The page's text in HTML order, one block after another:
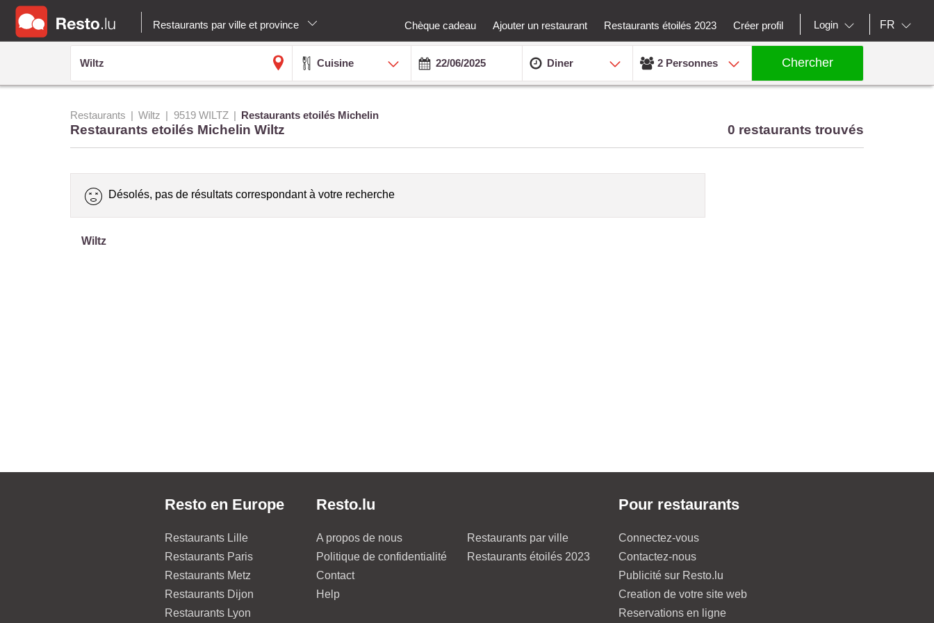
Restaurants par ville et province Chèque cadeau Ajouter un restaurant Restaurants étoilés 2023 Créer profil Login FR
Cuisine Diner 2 Personnes Chercher
Restaurants Wiltz 9519 WILTZ Restaurants etoilés Michelin
Restaurants etoilés Michelin Wiltz 0 restaurants trouvés
Désolés, pas de résultats correspondant à votre recherche
Wiltz
Resto en Europe
Restaurants Lille
Restaurants Paris
Restaurants Metz
Restaurants Dijon
Restaurants Lyon
Resto.lu
A propos de nous
Politique de confidentialité
Contact
Help
Restaurants par ville
Restaurants étoilés 2023
Pour restaurants
Connectez-vous
Contactez-nous
Publicité sur Resto.lu
Creation de votre site web
Reservations en ligne